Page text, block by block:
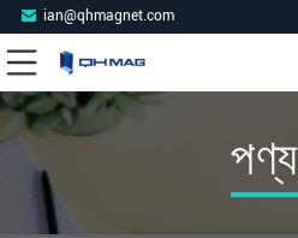
ian@qhmagnet.com
পণ্য